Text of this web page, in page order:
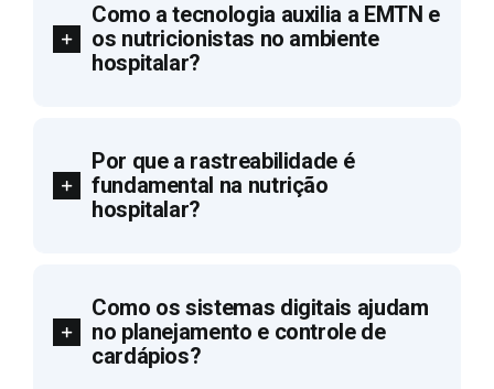
Como a tecnologia auxilia a EMTN e
os nutricionistas no ambiente
hospitalar?
Por que a rastreabilidade é
fundamental na nutrição
hospitalar?
Como os sistemas digitais ajudam
no planejamento e controle de
cardápios?